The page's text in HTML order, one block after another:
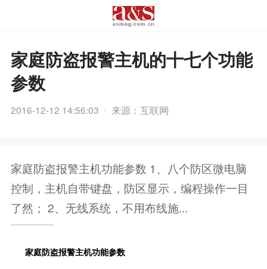
家庭防盗报警主机的十七个功能
参数
2016-12-12 14:56:03 来源：互联网
家庭防盗报警主机功能参数 1、八个防区微电脑
控制，主机自带键盘，防区显示，编程操作一目
了然； 2、无线系统，不用布线施...
家庭防盗报警主机功能参数